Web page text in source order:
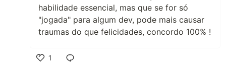
habilidade essencial, mas que se for só
"jogada" para algum dev, pode mais causar
traumas do que felicidades, concordo 100% !
1